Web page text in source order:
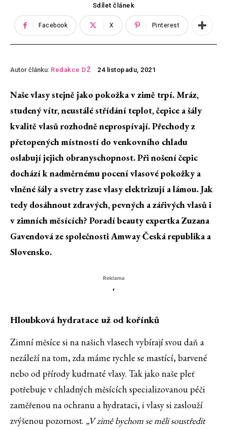
Sdílet článek
Facebook X Pinterest
Autor článku: Redakce DŽ 24 listopadu, 2021
Naše vlasy stejně jako pokožka v zimě trpí. Mráz,
studený vítr, neustálé střídání teplot, čepice a šály
kvalitě vlasů rozhodně neprospívají. Přechody z
přetopených místností do venkovního chladu
oslabují jejich obranyschopnost. Při nošení čepic
dochází k nadměrnému pocení vlasové pokožky a
vlněné šály a svetry zase vlasy elektrizují a lámou. Jak
tedy dosáhnout zdravých, pevných a zářivých vlasů i
v zimních měsících? Poradí beauty expertka Zuzana
Gavendová ze společnosti Amway Česká republika a
Slovensko.
Reklama
'
Hloubková hydratace už od kořínků
Zimní měsíce si na našich vlasech vybírají svou daň a
nezáleží na tom, zda máme rychle se mastící, barvené
nebo od přírody kudrnaté vlasy. Tak jako naše pleť
potřebuje v chladných měsících specializovanou péči
zaměřenou na ochranu a hydrataci, i vlasy si zaslouží
zvýšenou pozornost. „V zimě bychom se měli soustředit